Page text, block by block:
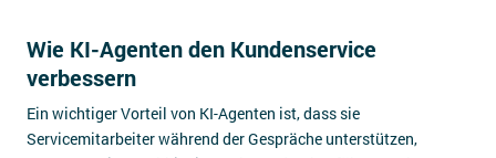
Wie KI-Agenten den Kundenservice
verbessern
Ein wichtiger Vorteil von KI-Agenten ist, dass sie
Servicemitarbeiter während der Gespräche unterstützen,